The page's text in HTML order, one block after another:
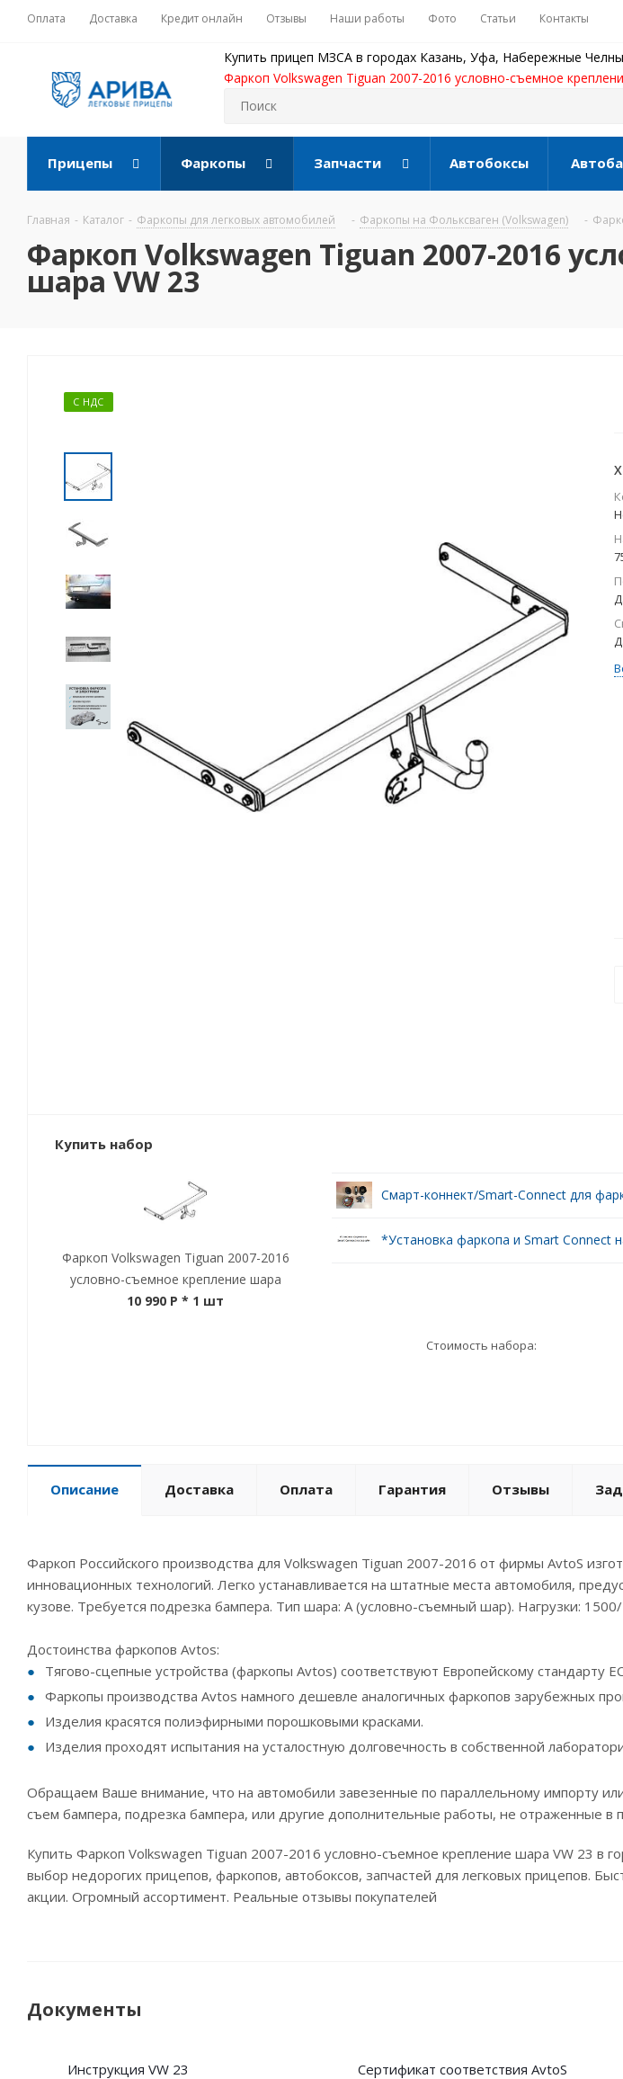
Оплата Доставка Кредит онлайн Отзывы Наши работы Фото Статьи Контакты
Купить прицеп МЗСА в городах Казань, Уфа, Набережные
Фаркоп Volkswagen Tiguan 2007-2016 условно-съемное
Прицепы Фаркопы Запчасти Автобоксы
Главная - Каталог - Фаркопы для легковых автомобилей - Фаркопы на Фольксваген (Volkswagen) -
Фаркоп Volkswagen Tiguan 2007-2016
шара VW 23
С НДС
Купить набор
Фаркоп Volkswagen Tiguan 2007-2016
условно-съемное крепление шара
10 990 P * 1 шт
Смарт-коннект/Smart-Connect для
*Установка фаркопа и Smart Connect
Стоимость набора:
Описание Доставка Оплата Гарантия Отзывы
Фаркоп Российского производства для Volkswagen Tiguan 2007-2016 от фирмы AvtoS
инновационных технологий. Легко устанавливается на штатные места автомобиля,
кузове. Требуется подрезка бампера. Тип шара: A (условно-съемный шар). Нагрузки:
Достоинства фаркопов Avtos:
Тягово-сцепные устройства (фаркопы Avtos) соответствуют Европейскому стандарту
Фаркопы производства Avtos намного дешевле аналогичных фаркопов зарубежных
Изделия красятся полиэфирными порошковыми красками.
Изделия проходят испытания на усталостную долговечность в собственной
Обращаем Ваше внимание, что на автомобили завезенные по параллельному импорту
съем бампера, подрезка бампера, или другие дополнительные работы, не отраженные в
Купить Фаркоп Volkswagen Tiguan 2007-2016 условно-съемное крепление шара VW 23
выбор недорогих прицепов, фаркопов, автобоксов, запчастей для легковых прицепов.
акции. Огромный ассортимент. Реальные отзывы покупателей
Документы
Инструкция VW 23
Сертификат соответствия AvtoS